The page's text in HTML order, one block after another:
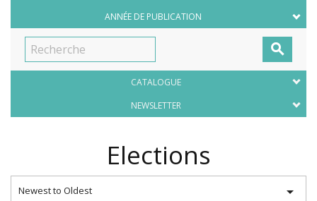
ANNÉE DE PUBLICATION

CATALOGUE
NEWSLETTER
Elections
Newest to Oldest 